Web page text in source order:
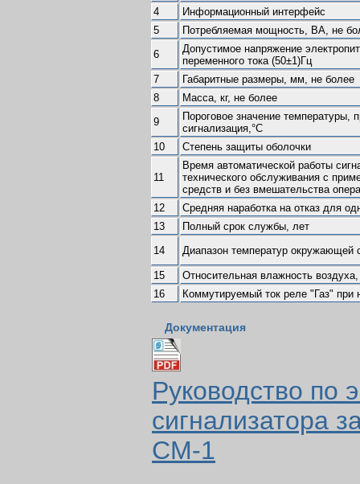
4
Информационный интерфейс
5
Потребляемая мощность, ВА, не
6
Допустимое напряжение
переменного тока (50±1)Гц
7
Габаритные размеры, мм, не более
8
Масса, кг, не более
9
Пороговое значение температуры,
сигнализация,°С
10
Степень защиты оболочки
11
Время автоматической работы
технического обслуживания с
средств и без вмешательства
12
Средняя наработка на отказ для
13
Полный срок службы, лет
14
Диапазон температур окружающей
15
Относительная влажность
16
Коммутируемый ток реле "Газ"
Документация
Руководство по
сигнализатора
СМ-1